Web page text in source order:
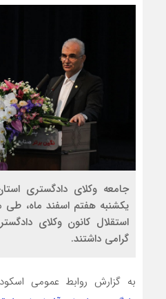
جامعه وکلای دادگستری
یکشنبه هفتم اسفند ماه، طی
استقلال کانون وکلای
گرامی داشتند.
به گزارش روابط عمومی